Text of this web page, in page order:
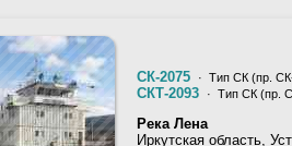
СК-2075 · Тип СК (пр.
СКТ-2093 · Тип СК (пр.
Река Лена
Иркутская область,